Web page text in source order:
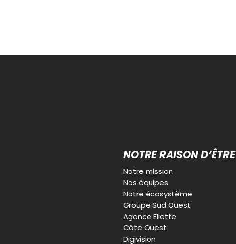
NOTRE RAISON D’ÊTRE
Notre mission
Nos équipes
Notre écosystème
Groupe Sud Ouest
Agence Eliette
Côte Ouest
Digivision